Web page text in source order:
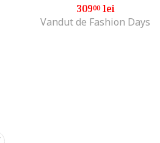
30900lei
Vandut de Fashion Days